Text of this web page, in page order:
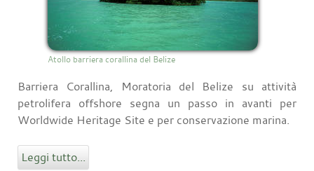
Atollo barriera corallina del Belize
Barriera Corallina, Moratoria del Belize su attività
petrolifera offshore segna un passo in avanti per
Worldwide Heritage Site e per conservazione marina.
Leggi tutto...